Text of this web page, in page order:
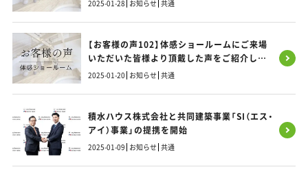
2025-01-28 お知らせ 共通
【お客様の声102】体感ショールームにご来場
いただいた皆様より頂戴した声をご紹介しま
す！
2025-01-20 お知らせ 共通
積水ハウス株式会社と共同建築事業「SI（エス・
アイ）事業」の提携を開始
2025-01-09 お知らせ 共通